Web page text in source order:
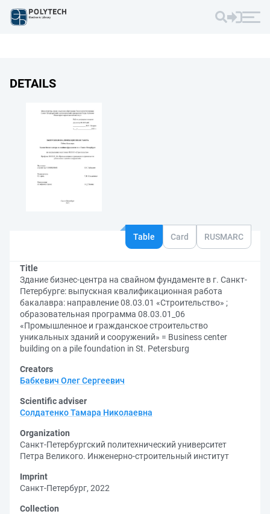
DETAILS
Table Card RUSMARC
Title
Здание бизнес-центра на свайном фундаменте в г. Санкт-
Петербурге: выпускная квалификационная работа
бакалавра: направление 08.03.01 «Строительство» ;
образовательная программа 08.03.01_06
«Промышленное и гражданское строительство
уникальных зданий и сооружений» = Business center
building on a pile foundation in St. Petersburg
Creators
Бабкевич Олег Сергеевич
Scientific adviser
Солдатенко Тамара Николаевна
Organization
Санкт-Петербургский политехнический университет
Петра Великого. Инженерно-строительный институт
Imprint
Санкт-Петербург, 2022
Collection